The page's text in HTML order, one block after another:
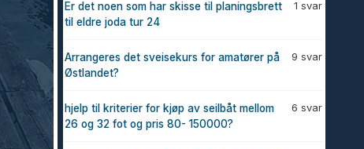
1 svar
Er det noen som har skisse til planingsbrett
til eldre joda tur 24
9 svar
Arrangeres det sveisekurs for amatører på
Østlandet?
6 svar
hjelp til kriterier for kjøp av seilbåt mellom
26 og 32 fot og pris 80- 150000?